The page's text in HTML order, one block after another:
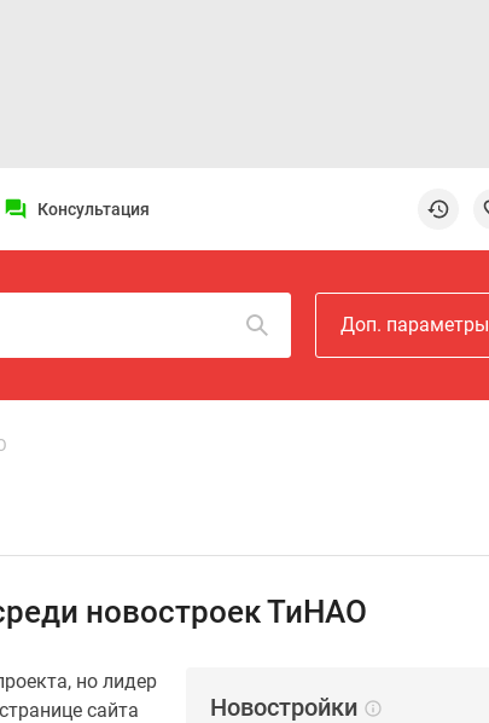
Консультация
Доп. параметры
новостроек ТиНАО
но лидер
сайта
Новостройки